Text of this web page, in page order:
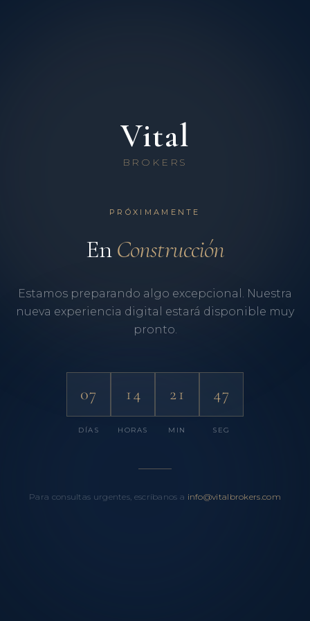
Vital
BROKERS
PRÓXIMAMENTE
EnConstrucción
Estamos preparando algo excepcional. Nuestra
nueva experiencia digital estará disponible muy
pronto.
07
DÍAS
14
HORAS
21
MIN
47
SEG
Para consultas urgentes, escríbanos a info@vitalbrokers.com